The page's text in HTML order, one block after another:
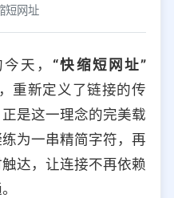
其他
短网址
天， “快缩短网址”
重新定义了链接的传
是这一理念的完美载
为一串精简字符，再
达，让连接不再依赖